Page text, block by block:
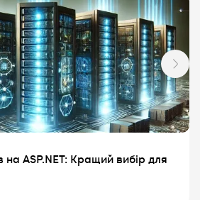
на ASP.NET: Кращий вибір для